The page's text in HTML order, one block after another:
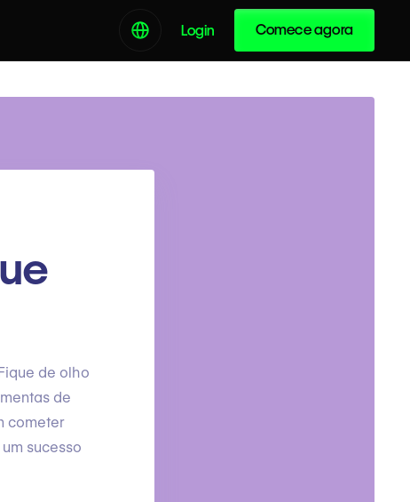
Login Comece agora
de olho
de
cometer
sucesso